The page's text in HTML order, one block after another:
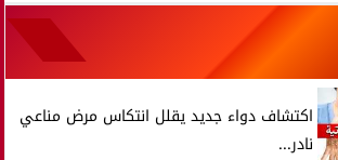
اكتشاف دواء جديد يقلل انتكاس مرض مناعي
نادر...